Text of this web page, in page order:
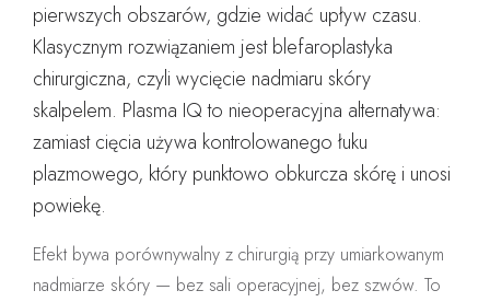
pierwszych obszarów, gdzie widać upływ czasu.
Klasycznym rozwiązaniem jest blefaroplastyka
chirurgiczna, czyli wycięcie nadmiaru skóry
skalpelem. Plasma IQ to nieoperacyjna alternatywa:
zamiast cięcia używa kontrolowanego łuku
plazmowego, który punktowo obkurcza skórę i unosi
powiekę.
Efekt bywa porównywalny z chirurgią przy umiarkowanym
nadmiarze skóry — bez sali operacyjnej, bez szwów. To